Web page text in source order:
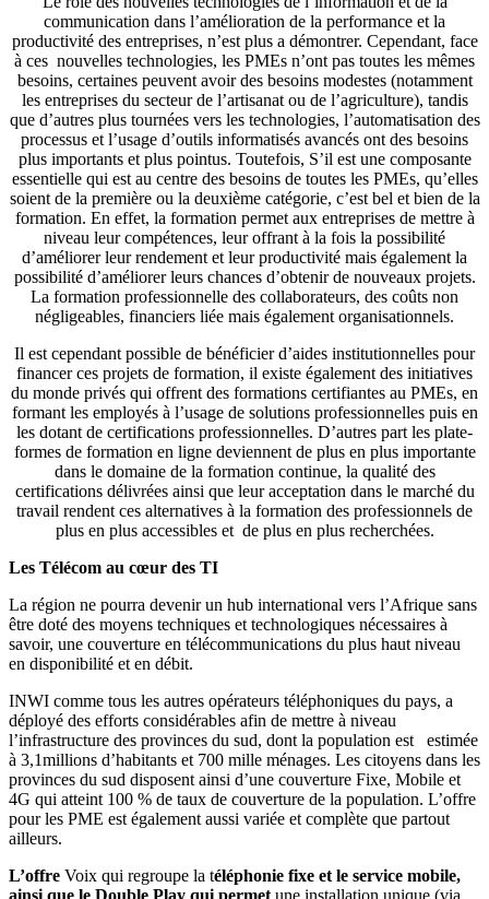
possibilité d’améliorer leurs chances d’obtenir de nouveaux projets.
La formation professionnelle des collaborateurs, des coûts non
négligeables, financiers liée mais également organisationnels.
Il est cependant possible de bénéficier d’aides institutionnelles pour
financer ces projets de formation, il existe également des initiatives
du monde privés qui offrent des formations certifiantes au PMEs, en
formant les employés à l’usage de solutions professionnelles puis en
les dotant de certifications professionnelles. D’autres part les plate-
formes de formation en ligne deviennent de plus en plus importante
dans le domaine de la formation continue, la qualité des
certifications délivrées ainsi que leur acceptation dans le marché du
travail rendent ces alternatives à la formation des professionnels de
plus en plus accessibles et de plus en plus recherchées.
Les Télécom au cœur des TI
La région ne pourra devenir un hub international vers l’Afrique sans
être doté des moyens techniques et technologiques nécessaires à
savoir, une couverture en télécommunications du plus haut niveau
en disponibilité et en débit.
INWI comme tous les autres opérateurs téléphoniques du pays, a
déployé des efforts considérables afin de mettre à niveau
l’infrastructure des provinces du sud, dont la population est estimée
à 3,1millions d’habitants et 700 mille ménages. Les citoyens dans les
provinces du sud disposent ainsi d’une couverture Fixe, Mobile et
4G qui atteint 100 % de taux de couverture de la population. L’offre
ailleurs.
L’offreVoix qui regroupe la téléphonie fixe et le service mobile,
ainsi que le Double Play qui permetune installation unique (via
une box), associée à une offre intégrée couvrant l’ensemble des
besoins Voix et internet haut débit. L’accès à internet est quand à lui
proposé selon plusieurs offres, l’offre
Accès internet très haut
débit, l’offre Hébergement et nom de domaineainsi que l’offre
Internet Mobile 3G+ et 4G. En ce qui concerne les Data, les
solutions Lan to lan et IPVPN MPLSde INWI permettent aux
PME relier les vos différents sites au Maroc avec un service
d’interconnexion Ethernet à très haut débit. Le réseau clé en main
est conçu, installé et administré par INWI, qui met à votre
disposition un interlocuteur unique. Les tarifs sont transparents et
tout est compris. La solution de réseau privé virtuel (VPN) en
assurant la sécurité et la confidentialité des informations transitant
sur la toile.